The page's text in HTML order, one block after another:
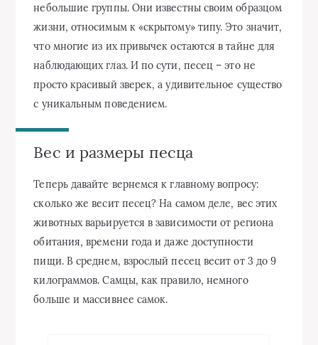
небольшие группы. Они известны своим образцом
жизни, относимым к «скрытому» типу. Это значит,
что многие из их привычек остаются в тайне для
наблюдающих глаз. И по сути, песец – это не
просто красивый зверек, а удивительное существо
с уникальным поведением.
Вес и размеры песца
Теперь давайте вернемся к главному вопросу:
сколько же весит песец? На самом деле, вес этих
животных варьируется в зависимости от региона
обитания, времени года и даже доступности
пищи. В среднем, взрослый песец весит от 3 до 9
килограммов. Самцы, как правило, немного
больше и массивнее самок.